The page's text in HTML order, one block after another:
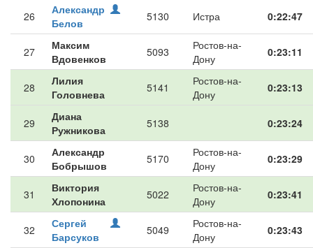
26
Александр
Белов
5130 Истра 0:22:47
27
Максим
Вдовенков
5093
Ростов-на-
Дону
0:23:11
28
Лилия
Головнева
5141
Ростов-на-
Дону
0:23:13
29
Диана
Ружникова
5138 0:23:24
30
Александр
Бобрышов
5170
Ростов-на-
Дону
0:23:29
31
Виктория
Хлопонина
5022
Ростов-на-
Дону
0:23:41
32
Сергей
Барсуков
5049
Ростов-на-
Дону
0:23:43